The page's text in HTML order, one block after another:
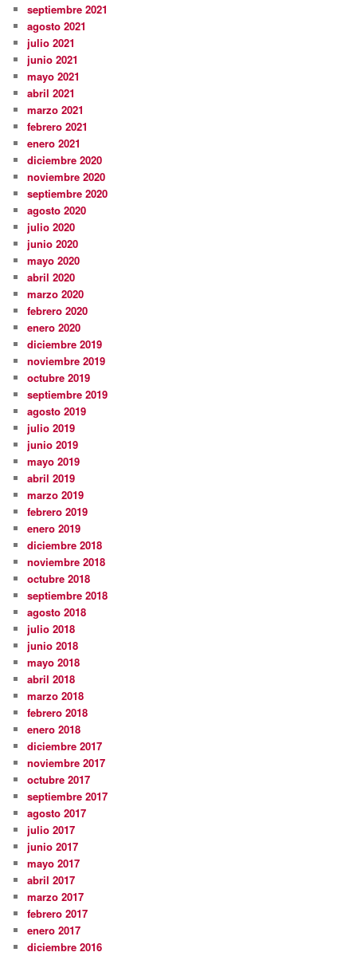
septiembre 2021
agosto 2021
julio 2021
junio 2021
mayo 2021
abril 2021
marzo 2021
febrero 2021
enero 2021
diciembre 2020
noviembre 2020
septiembre 2020
agosto 2020
julio 2020
junio 2020
mayo 2020
abril 2020
marzo 2020
febrero 2020
enero 2020
diciembre 2019
noviembre 2019
octubre 2019
septiembre 2019
agosto 2019
julio 2019
junio 2019
mayo 2019
abril 2019
marzo 2019
febrero 2019
enero 2019
diciembre 2018
noviembre 2018
octubre 2018
septiembre 2018
agosto 2018
julio 2018
junio 2018
mayo 2018
abril 2018
marzo 2018
febrero 2018
enero 2018
diciembre 2017
noviembre 2017
octubre 2017
septiembre 2017
agosto 2017
julio 2017
junio 2017
mayo 2017
abril 2017
marzo 2017
febrero 2017
enero 2017
diciembre 2016